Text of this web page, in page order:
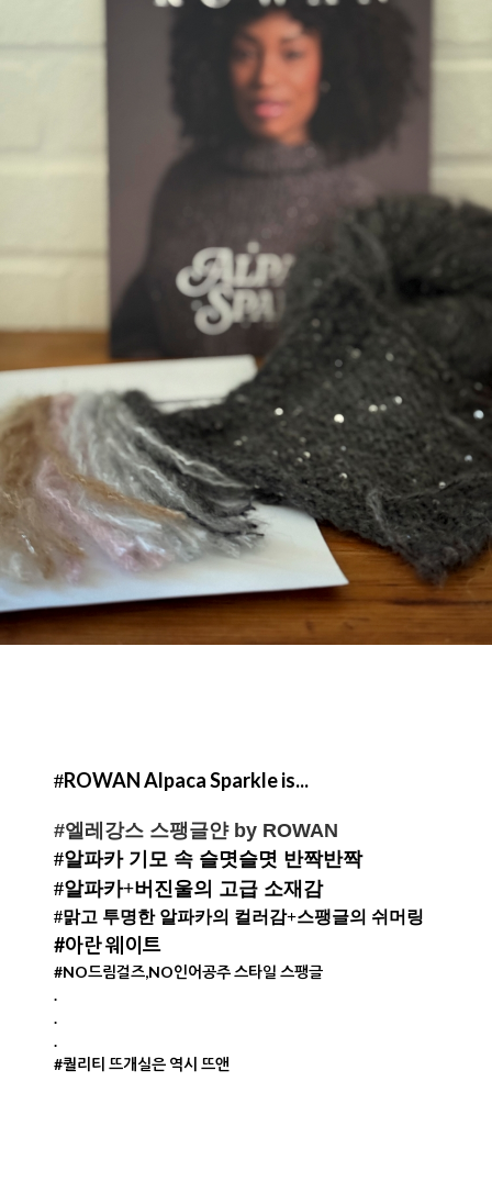
#ROWANAlpaca Sparkle is...
#엘레강스 스팽글얀 by ROWAN
#알파카 기모 속 슬몃슬몃 반짝반짝
#알파카+버진울의 고급 소재감
#맑고 투명한 알파카의 컬러감+스팽글의 쉬머링
#아란 웨이트
#NO드림걸즈,NO인어공주 스타일 스팽글
.
.
.
#퀄리티 뜨개실은 역시 뜨앤